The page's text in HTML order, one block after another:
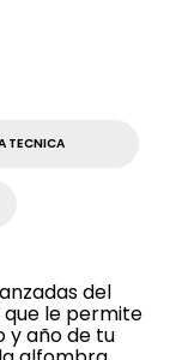
TECNICA
del
le permite
y año de tu